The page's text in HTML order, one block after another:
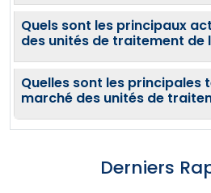
Quels sont les principaux
des unités de traitement de
Quelles sont les principales
marché des unités de
Derniers